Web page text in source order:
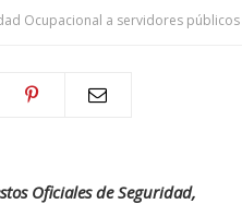
Ocupacional a servidores públicos
Oficiales de Seguridad,